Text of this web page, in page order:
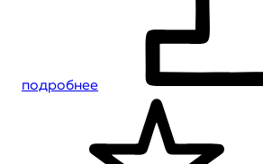
подробнее